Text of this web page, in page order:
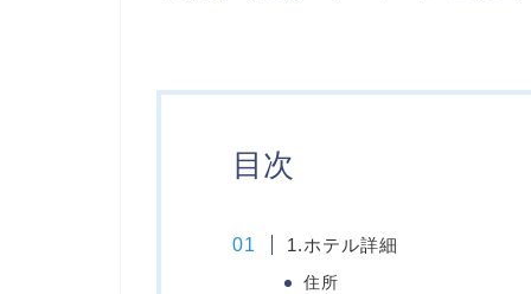
目次
1.ホテル詳細
住所